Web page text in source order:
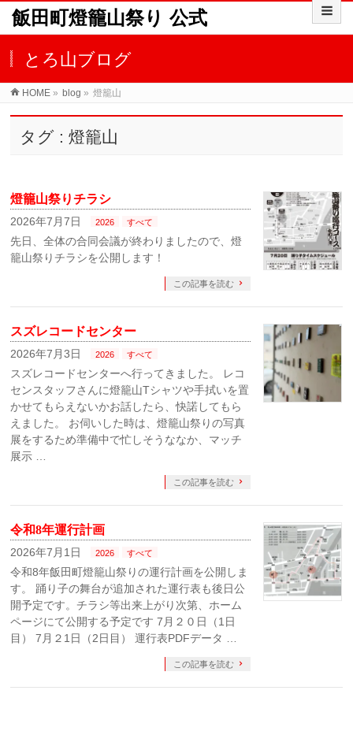
飯田町燈籠山祭り 公式
とろ山ブログ
HOME » blog » 燈籠山
タグ : 燈籠山
燈籠山祭りチラシ
2026年7月7日 2026 すべて
先日、全体の合同会議が終わりましたので、燈
籠山祭りチラシを公開します！
この記事を読む
スズレコードセンター
2026年7月3日 2026 すべて
スズレコードセンターへ行ってきました。 レコ
センスタッフさんに燈籠山Tシャツや手拭いを置
かせてもらえないかお話したら、快諾してもら
えました。 お伺いした時は、燈籠山祭りの写真
展をするため準備中で忙しそうななか、マッチ
展示 …
この記事を読む
令和8年運行計画
2026年7月1日 2026 すべて
令和8年飯田町燈籠山祭りの運行計画を公開しま
す。 踊り子の舞台が追加された運行表も後日公
開予定です。チラシ等出来上がり次第、ホーム
ページにて公開する予定です 7月２０日（1日
目） 7月２1日（2日目） 運行表PDFデータ …
この記事を読む